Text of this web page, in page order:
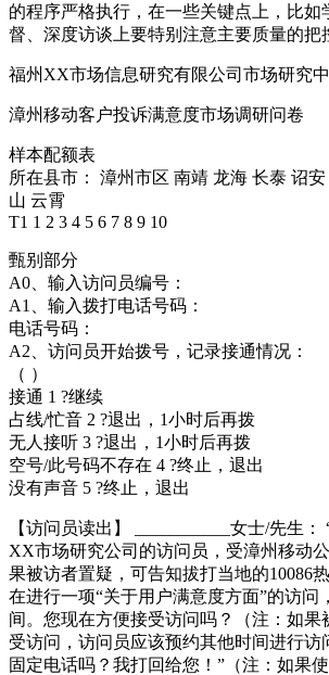
的程序严格执行，在一些关键点上，比如
督、深度访谈上要特别注意主要质量的把
福州XX市场信息研究有限公司市场研究
漳州移动客户投诉满意度市场调研问卷
样本配额表
所在县市： 漳州市区 南靖 龙海 长泰 诏
山 云霄
T1 1 2 3 4 5 6 7 8 9 10
甄别部分
A0、输入访问员编号：
A1、输入拨打电话号码：
电话号码：
A2、访问员开始拨号，记录接通情况：
（ ）
接通 1 ?继续
占线/忙音 2 ?退出，1小时后再拨
无人接听 3 ?退出，1小时后再拨
空号/此号码不存在 4 ?终止，退出
没有声音 5 ?终止，退出
【访问员读出】 ___________女士/先生
XX市场研究公司的访问员，受漳州移动
果被访者置疑，可告知拔打当地的10086
在进行一项“关于用户满意度方面”的访问
间。您现在方便接受访问吗？（注：如果
受访问，访问员应该预约其他时间进行访
固定电话吗？我打回给您！”（注：如果